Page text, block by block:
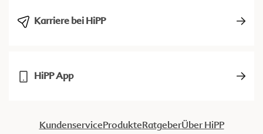
Karriere bei HiPP
HiPP App
KundenserviceProdukteRatgeberÜber HiPP